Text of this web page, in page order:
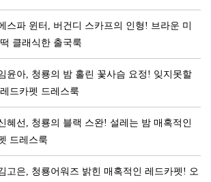
스파 윈터, 버건디 스카프의 인형! 브라운 미
클래식한 출국룩
윤아, 청룡의 밤 홀린 꽃사슴 요정! 잊지못할
드카펫 드레스룩
혜선, 청룡의 블랙 스완! 설레는 밤 매혹적인
드레스룩
고은, 청룡어워즈 밝힌 매혹적인 레드카펫! 오